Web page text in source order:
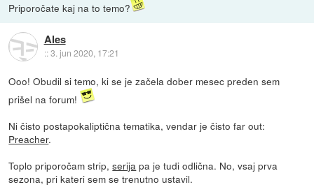
Priporočate kaj na to temo?
Ales
::3. jun 2020, 17:21
Ooo! Obudil si temo, ki se je začela dober mesec preden sem
prišel na forum!
Ni čisto postapokaliptična tematika, vendar je čisto far out:
Preacher.
Toplo priporočam strip,serija pa je tudi odlična. No, vsaj prva
sezona, pri kateri sem se trenutno ustavil.